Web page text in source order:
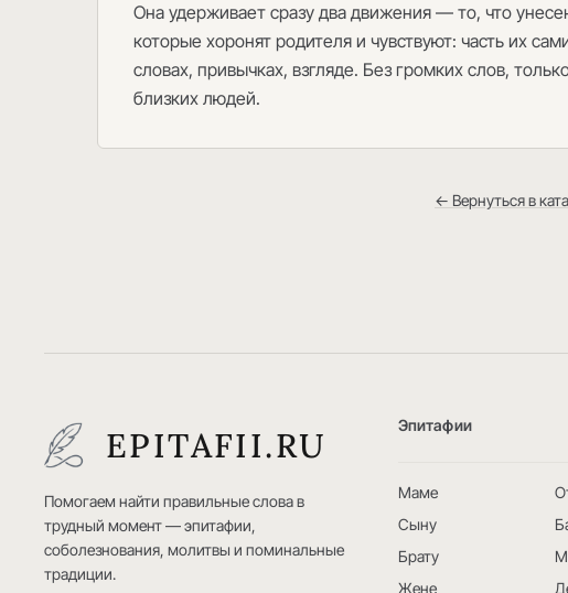
Она удерживает сразу два движения — то, что
которые хоронят родителя и чувствуют: часть их
словах, привычках, взгляде. Без громких слов,
близких людей.
← Вернуться в
EPITAFII.RU
Помогаем найти правильные слова в
трудный момент — эпитафии,
соболезнования, молитвы и поминальные
традиции.
Эпитафии
Маме
Сыну
Брату
Жене